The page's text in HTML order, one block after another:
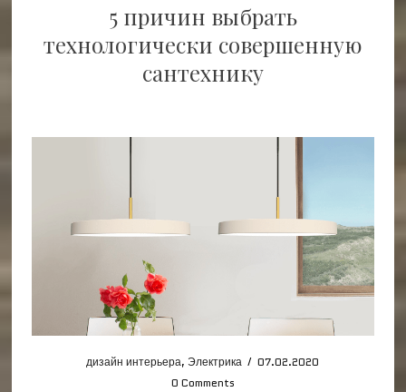
5 причин выбрать
технологически совершенную
сантехнику
дизайн интерьера,Электрика / 07.02.2020
0 Comments